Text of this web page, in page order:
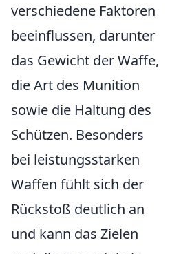
verschiedene Faktoren
beeinflussen, darunter
das Gewicht der Waffe,
die Art des Munition
sowie die Haltung des
Schützen. Besonders
bei leistungsstarken
Waffen fühlt sich der
Rückstoß deutlich an
und kann das Zielen